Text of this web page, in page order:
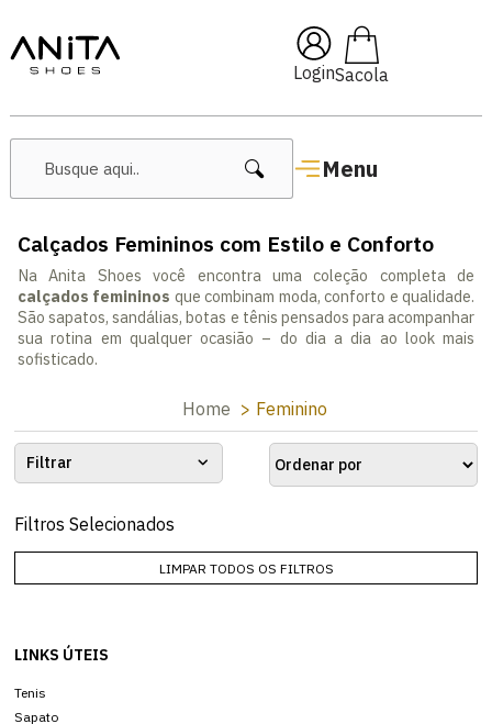
Login
Menu
Pai10
Calçados Femininos com Estilo e Conforto
Na Anita Shoes você encontra uma coleção completa de
calçados femininos que combinam moda, conforto e qualidade.
São sapatos, sandálias, botas e tênis pensados para acompanhar
sua rotina em qualquer ocasião – do dia a dia ao look mais
sofisticado.
Home Feminino
Filtrar
Filtros Selecionados
LIMPAR TODOS OS FILTROS
LINKS ÚTEIS
Tenis
Sapato